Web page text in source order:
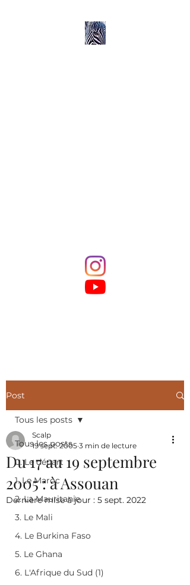
Post
Tous les posts
0. Le départ
1. Le Maroc
2. La Mauritanie
3. Le Mali
4. Le Burkina Faso
5. Le Ghana
6. L'Afrique du Sud (1)
Tous les posts
Du 17 au 19 septembre
2005 : à Assouan
Scalp
19 sept. 2005 3 min de lecture
Dernière mise à jour : 5 sept. 2022